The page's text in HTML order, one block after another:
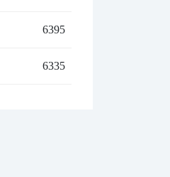
6395
6335